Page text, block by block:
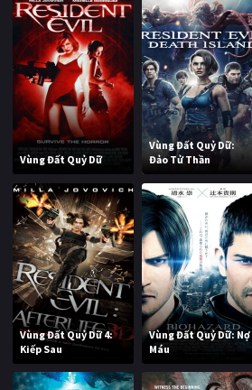
Vùng Đất Quỷ Dữ
Vùng Đất Quỷ Dữ:
Đảo Tử Thần
Vùng Đất Quỷ Dữ 4:
Kiếp Sau
Vùng Đất Quỷ Dữ: Nợ
Máu